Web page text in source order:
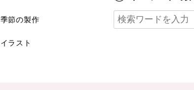
季節の製作
イラスト